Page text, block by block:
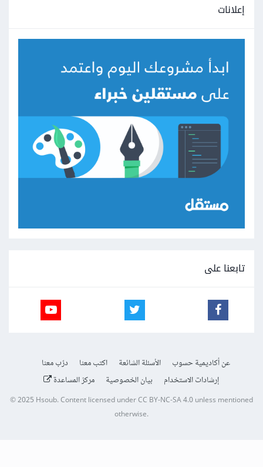
إعلانات
تابعنا على
عن أكاديمية حسوب الأسئلة الشائعة اكتب معنا
درّب معنا
إرشادات الاستخدام
بيان الخصوصية مركز المساعدة
© 2025 Hsoub.Content licensed underCC BY-NC-SA 4.0unless mentioned
otherwise.